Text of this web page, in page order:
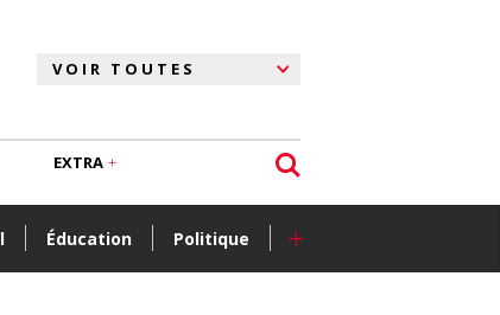
Éducation Politique +
EXTRA